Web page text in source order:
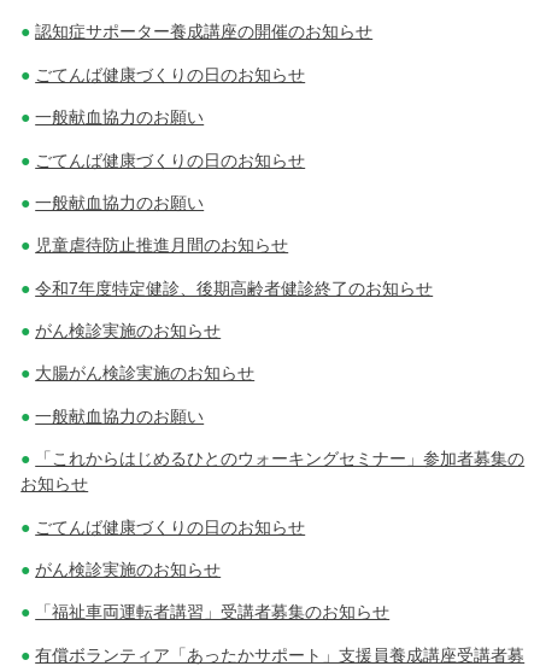
認知症サポーター養成講座の開催のお知らせ
ごてんば健康づくりの日のお知らせ
一般献血協力のお願い
ごてんば健康づくりの日のお知らせ
一般献血協力のお願い
児童虐待防止推進月間のお知らせ
令和7年度特定健診、後期高齢者健診終了のお知らせ
がん検診実施のお知らせ
大腸がん検診実施のお知らせ
一般献血協力のお願い
「これからはじめるひとのウォーキングセミナー」参加者募集の
お知らせ
ごてんば健康づくりの日のお知らせ
がん検診実施のお知らせ
「福祉車両運転者講習」受講者募集のお知らせ
有償ボランティア「あったかサポート」支援員養成講座受講者募